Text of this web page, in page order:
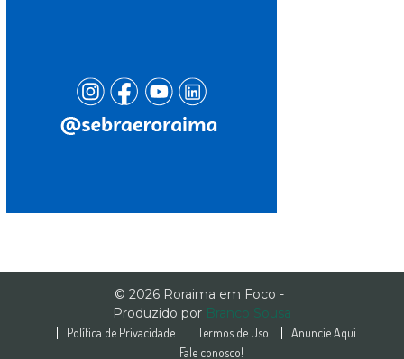
© 2026 Roraima em Foco -
Produzido por Branco Sousa
Política de Privacidade Termos de Uso
Anuncie Aqui
Fale conosco!